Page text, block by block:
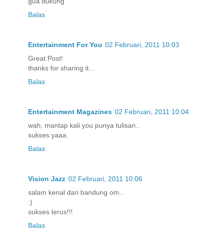
Balas
Entertainment For You 02 Februari, 2011 10:03
Great Post!
thanks for sharing it...
Balas
Entertainment Magazines 02 Februari, 2011 10:04
wah, mantap kali you punya tulisan..
sukses yaaa.
Balas
Vision Jazz 02 Februari, 2011 10:06
salam kenal dari bandung om..
:)
sukses terus!!!
Balas